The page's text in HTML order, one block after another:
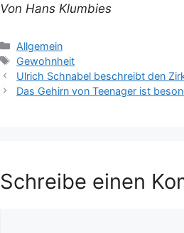
Von Hans Klumbies
Kategorien
Allgemein
Schlagwörter
Gewohnheit
Ulrich Schnabel beschreibt den
Das Gehirn von Teenager ist
Schreibe einen